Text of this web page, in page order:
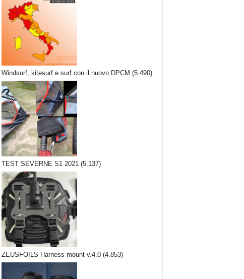
Windsurf, kitesurf e surf con il nuovo DPCM (5.490)
TEST SEVERNE S1 2021 (5.137)
ZEUSFOILS Harness mount v.4.0 (4.853)